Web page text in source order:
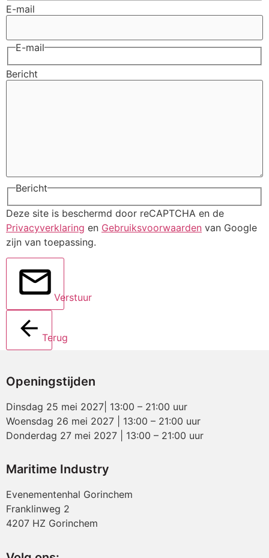
E-mail
E-mail
Bericht
Bericht
Deze site is beschermd door reCAPTCHA en de
Privacyverklaring en Gebruiksvoorwaarden van Google
zijn van toepassing.
Verstuur
Terug
Openingstijden
Dinsdag 25 mei 2027| 13:00 – 21:00 uur
Woensdag 26 mei 2027 | 13:00 – 21:00 uur
Donderdag 27 mei 2027 | 13:00 – 21:00 uur
Maritime Industry
Evenementenhal Gorinchem
Franklinweg 2
4207 HZ Gorinchem